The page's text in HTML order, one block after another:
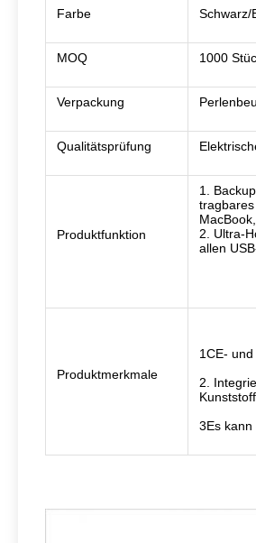
Farbe Schwarz/
MOQ 1000
Verpackung
Qualitätsprüfung
Produktfunktion
1.
2. Ultra-
allen
Produktmerkmale
1CE-
2.
3Es kann